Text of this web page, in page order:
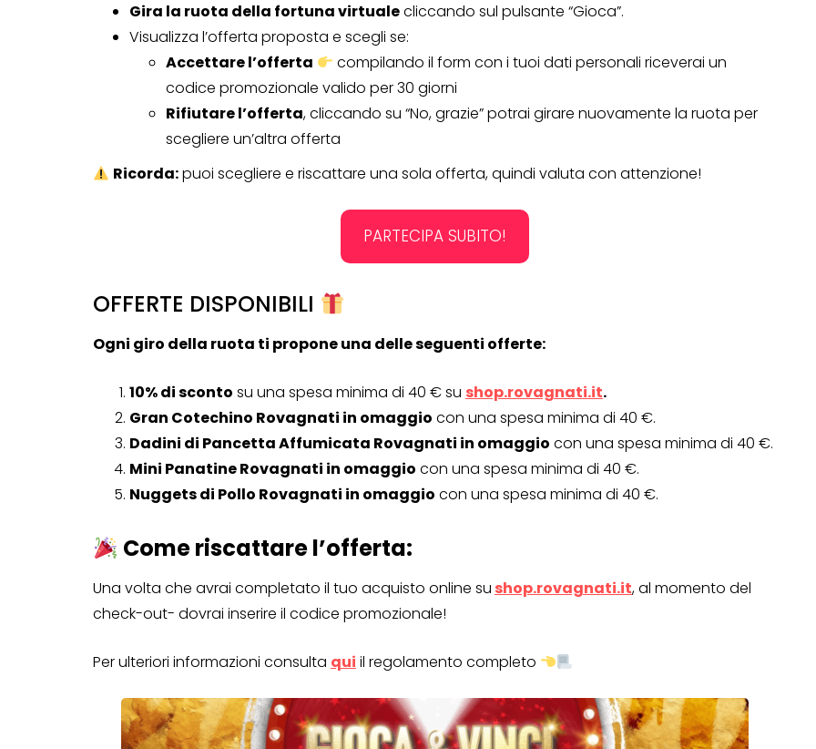
Gira la ruota della fortuna virtualecliccando sul pulsante “Gioca”.
Visualizza l’offerta proposta e scegli se:
Accettare l’offerta
compilando il form con i tuoi dati personali riceverai un
codice promozionale valido per 30 giorni
Rifiutare l’offerta, cliccando su “No, grazie” potrai girare nuovamente la ruota per
scegliere un’altra offerta
Ricorda:puoi scegliere e riscattare una sola offerta, quindi valuta con attenzione!
PARTECIPA SUBITO!
OFFERTE DISPONIBILI
Ogni giro della ruota ti propone una delle seguenti offerte:
10% di sconto su una spesa minima di 40 € su shop.rovagnati.it.
Gran Cotechino Rovagnati in omaggio con una spesa minima di 40 €.
Dadini di Pancetta Affumicata Rovagnati in omaggio con una spesa minima di 40 €.
Mini Panatine Rovagnati in omaggio con una spesa minima di 40 €.
Nuggets di Pollo Rovagnati in omaggio con una spesa minima di 40 €.
Come riscattare l’offerta:
Una volta che avrai completato il tuo acquisto online su shop.rovagnati.it, al momento del
check-out- dovrai inserire il codice promozionale!
Per ulteriori informazioni consulta qui il regolamento completo
CONCORSI CON ACQUISTO
Genertel e
Genertellife ti
regalano fino a 500€
in buoni!
13 Gennaio 2022
2022”